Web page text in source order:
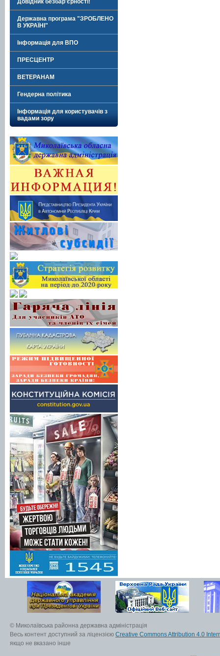
Довідник безбар'єрності!
Державна програма "ЗРОБЛЕНО
В УКРАЇНІ"
Інформація для ВПО
ПРЕСЦЕНТР
ВЕТЕРАНАМ
Гендерна політика
Інформація для користувачів з
вадами зору
© Миколаївська районна державна адміністрація
Весь контент доступний за ліцензією Creative Commons Attribution 4.0
якщо не вказано інше